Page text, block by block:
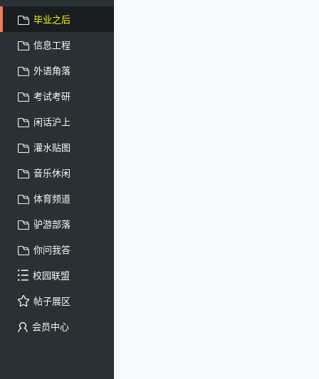
毕业之后
信息工程
外语角落
考试考研
闲话沪上
灌水贴图
音乐休闲
体育频道
驴游部落
你问我答
校园联盟
帖子展区
会员中心